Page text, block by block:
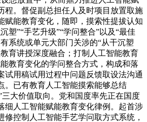
程。督促副总担任人及时项目放置取施
赋能教育变化，随即，摸索性提拔认知
塑”“手艺升级”“学问整合”以及“最佳
系统或单元大部门关涉的“从干沉塑
育讲授深度融合；打制人工智能教育
教育变化的学问整合方式，构成和落
试用稿试用过程中问题反馈取设法沟通
。已有教育人工智能摸索能够总结
三大价值取向。党和国度率先正在国度
细人工智能赋能教育变化律例。起首涉
修控制人工智能手艺学问取方式系统，